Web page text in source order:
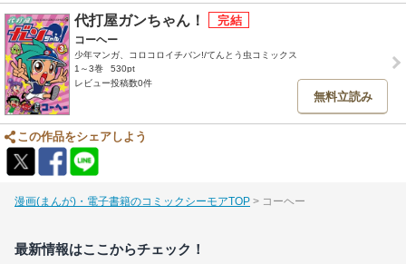
代打屋ガンちゃん！
コーヘー
少年マンガ、コロコロイチバン!/てんとう虫コミックス
1～3巻
530pt
レビュー投稿数0件
無料立読み
この作品をシェアしよう
漫画(まんが)・電子書籍のコミックシーモアTOP コーヘー
最新情報はここからチェック！